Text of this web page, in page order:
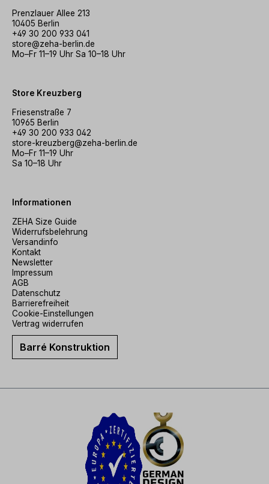
Prenzlauer Allee 213
10405 Berlin
+49 30 200 933 041
store@zeha-berlin.de
Mo–Fr 11–19 Uhr Sa 10–18 Uhr
Store Kreuzberg
Friesenstraße 7
10965 Berlin
+49 30 200 933 042
store-kreuzberg@zeha-berlin.de
Mo–Fr 11–19 Uhr
Sa 10–18 Uhr
Informationen
ZEHA Size Guide
Widerrufsbelehrung
Versandinfo
Kontakt
Newsletter
Impressum
AGB
Datenschutz
Barrierefreiheit
Cookie-Einstellungen
Vertrag widerrufen
Barré Konstruktion